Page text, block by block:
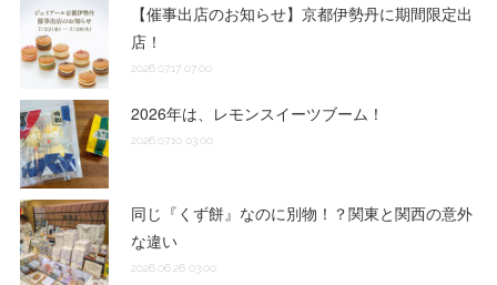
【催事出店のお知らせ】京都伊勢丹に期間限定出
店！
2026.07.17 07:00
2026年は、レモンスイーツブーム！
2026.07.10 03:00
同じ『くず餅』なのに別物！？関東と関西の意外
な違い
2026.06.26 03:00